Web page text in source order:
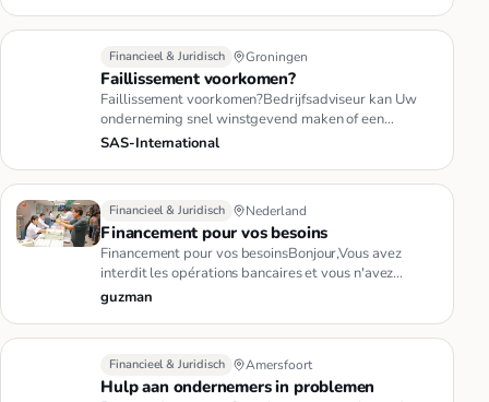
Financieel & Juridisch Groningen
Faillissement voorkomen?
Faillissement voorkomen?Bedrijfsadviseur kan Uw
onderneming snel winstgevend maken of een
faillissement voorkomen. Maak …
SAS-International
Financieel & Juridisch Nederland
Financement pour vos besoins
Financement pour vos besoinsBonjour,Vous avez
interdit les opérations bancaires et vous n'avez
aucune faveur des banques…
guzman
Financieel & Juridisch Amersfoort
Hulp aan ondernemers in problemen